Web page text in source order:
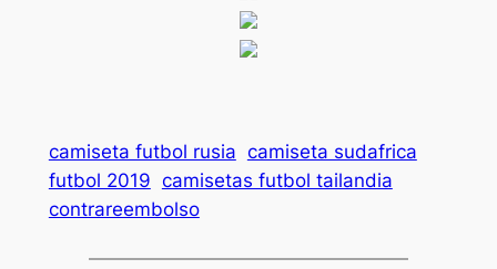
camiseta futbol rusia camiseta sudafrica
futbol 2019 camisetas futbol tailandia
contrareembolso